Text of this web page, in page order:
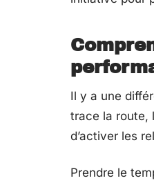
Il y a une
trace la route,
d’activer les
Prendre le